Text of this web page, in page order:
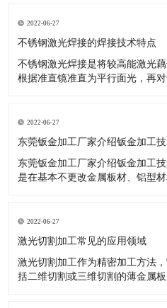
许多厂商的青睐。降低了投入耗
道，因为工业品十分
2022-06-27
不锈钢激光焊接的焊接技术特点
不锈钢激光焊接是将较高能激光
根据准直镜准直为平行面光，再
间和动能上的分光，能开展多光
焊接给予了标准。
2022-06-27
东莞钣金加工厂家介绍钣金加工
东莞钣金加工厂家介绍钣金加工
是在基本不更改金属板材、铝型
以做成各种不一样样子、规格及
品有着较高的強度和刚
2022-06-27
激光切割加工常见的应用领域
激光切割加工作为精密加工方法
括二维切割或三维切割的薄金属